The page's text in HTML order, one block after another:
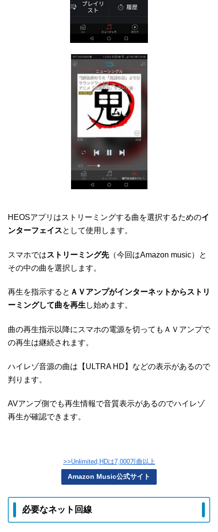
HEOSアプリはストリーミングする曲を選択するためのイ
ンターフェイスとして使用します。
スマホではストリーミング先（今回はAmazon music）と
その中の曲を選択します。
再生を指示すると ＡＶアンプがインターネットからストリ
ーミングして曲を再生 し始めます。
曲の再生指示以降にスマホの電源を切ってもＡＶアンプで
の再生は継続されます。
ハイレゾ音源の曲は【ULTRA HD】などの表示があるので
判ります。
AVアンプ側でも再生情報で音質表示があるのでハイレゾ
再生が確認できます。
>>Unlimited,HDは7,000万曲以上
Amazon Music公式サイト
必要なネット回線